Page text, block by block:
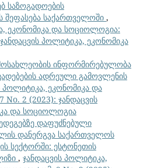
საზოგადოების
საქართველოში ,
ეკონომიკა და სოციოლოგია:
პოლიტიკა, ეკონომიკა
ინფორმირებულობა
ადრეული გამოვლენის
პოლიტიკა, ეკონომიკა და
2 (2023): ჯანდაცვის
და სოციოლოგია
დაფუძნებული
დანერგვა საქართველოს
სექტორში: ესტონეთის
, ჯანდაცვის პოლიტიკა,